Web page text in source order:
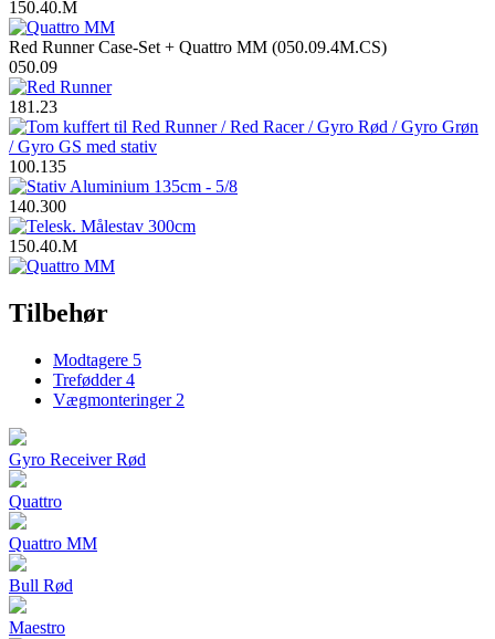
150.40.M
Red Runner Case-Set + Quattro MM (050.09.4M.CS)
050.09
181.23
100.135
140.300
150.40.M
Tilbehør
Modtagere 5
Trefødder4
Vægmonteringer 2
Gyro Receiver Rød
Quattro
Quattro MM
Bull Rød
Maestro